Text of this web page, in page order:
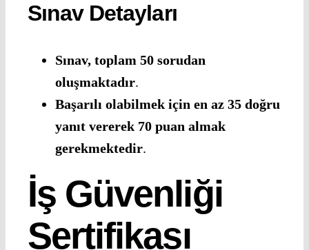
Sınav Detayları
Sınav, toplam 50 sorudan
oluşmaktadır.
Başarılı olabilmek için en az 35 doğru
yanıt vererek 70 puan almak
gerekmektedir.
İş Güvenliği
Sertifikası